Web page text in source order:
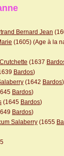
Bernard Jean
(1605) (Age à la
(1637
Bardos)
(1642 Bardos)
Bardos)
(1645 Bardos)
Bardos)
Salaberry (1655